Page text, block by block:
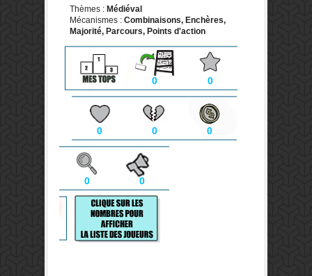
Thèmes : Médiéval
Mécanismes : Combinaisons, Enchères,
Majorité, Parcours, Points d'action
0 0
0 0 0
0 0